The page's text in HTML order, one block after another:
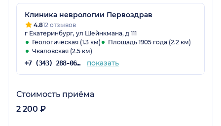
Клиника неврологии Первоздрав
4.812 отзывов
г Екатеринбург, ул Шейнкмана, д 111
Геологическая (1.3 км)
Площадь 1905 года (2.2 км)
Чкаловская (2.5 км)
+7 (343) 288-06-62 показать
Стоимость приёма
2 200 ₽